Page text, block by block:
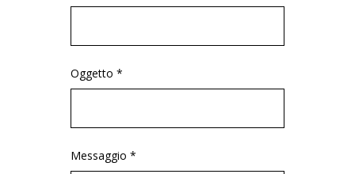
Oggetto *
Messaggio *